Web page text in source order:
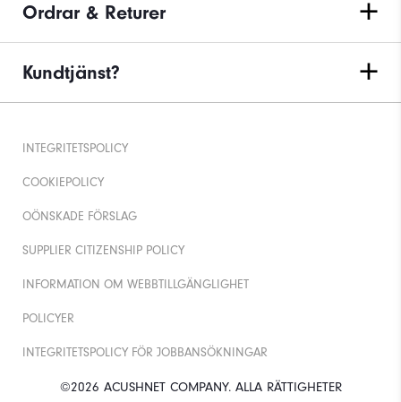
Ordrar & Returer
Kundtjänst?
©2026 ACUSHNET COMPANY. ALLA RÄTTIGHETER
INTEGRITETSPOLICY
COOKIEPOLICY
OÖNSKADE FÖRSLAG
SUPPLIER CITIZENSHIP POLICY
INFORMATION OM WEBBTILLGÄNGLIGHET
POLICYER
INTEGRITETSPOLICY FÖR JOBBANSÖKNINGAR